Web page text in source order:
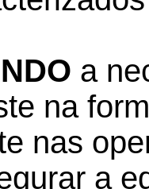
a
na
nas
a